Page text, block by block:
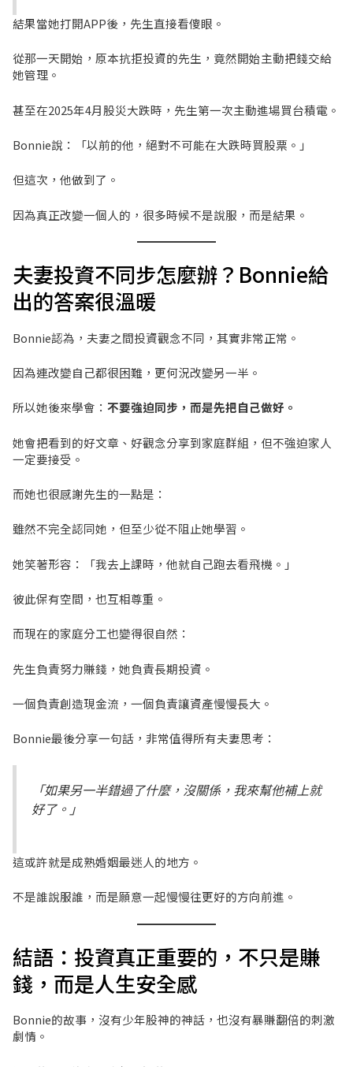
結果當她打開APP後，先生直接看傻眼。
從那一天開始，原本抗拒投資的先生，竟然開始主動把錢交給
她管理。
甚至在2025年4月股災大跌時，先生第一次主動進場買台積電。
Bonnie說：「以前的他，絕對不可能在大跌時買股票。」
但這次，他做到了。
因為真正改變一個人的，很多時候不是說服，而是結果。
夫妻投資不同步怎麼辦？Bonnie給
出的答案很溫暖
Bonnie認為，夫妻之間投資觀念不同，其實非常正常。
因為連改變自己都很困難，更何況改變另一半。
所以她後來學會： 不要強迫同步，而是先把自己做好。
她會把看到的好文章、好觀念分享到家庭群組，但不強迫家人
一定要接受。
而她也很感謝先生的一點是：
雖然不完全認同她，但至少從不阻止她學習。
她笑著形容：「我去上課時，他就自己跑去看飛機。」
彼此保有空間，也互相尊重。
而現在的家庭分工也變得很自然：
先生負責努力賺錢，她負責長期投資。
一個負責創造現金流，一個負責讓資產慢慢長大。
Bonnie最後分享一句話，非常值得所有夫妻思考：
「如果另一半錯過了什麼，沒關係，我來幫他補上就
好了。」
這或許就是成熟婚姻最迷人的地方。
不是誰說服誰，而是願意一起慢慢往更好的方向前進。
結語：投資真正重要的，不只是賺
錢，而是人生安全感
Bonnie的故事，沒有少年股神的神話，也沒有暴賺翻倍的刺激
劇情。